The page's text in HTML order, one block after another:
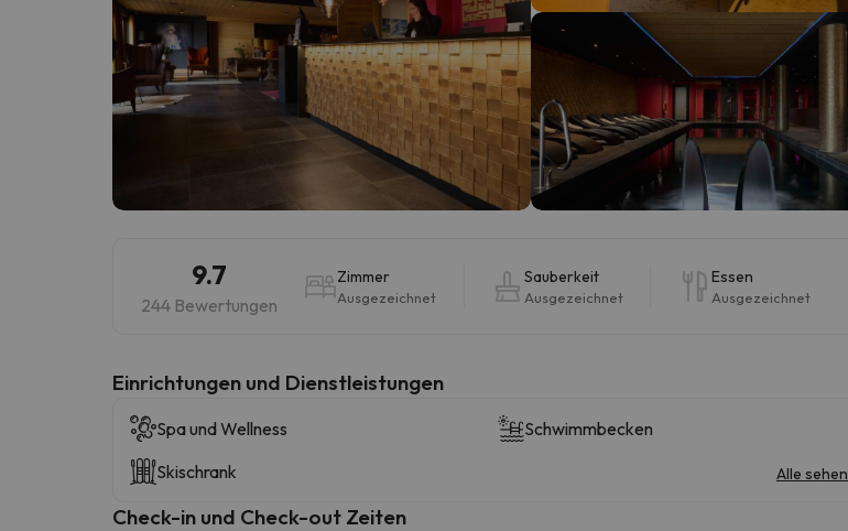
9.7
244 Bewertungen
Zimmer
Ausgezeichnet
Sauberkeit
Ausgezeichnet
Essen
Ausgezeichnet
​Einrichtungen und Dienstleistungen
Spa und Wellness
Schwimmbecken
Skischrank
Alle sehen
Check-in und Check-out Zeiten